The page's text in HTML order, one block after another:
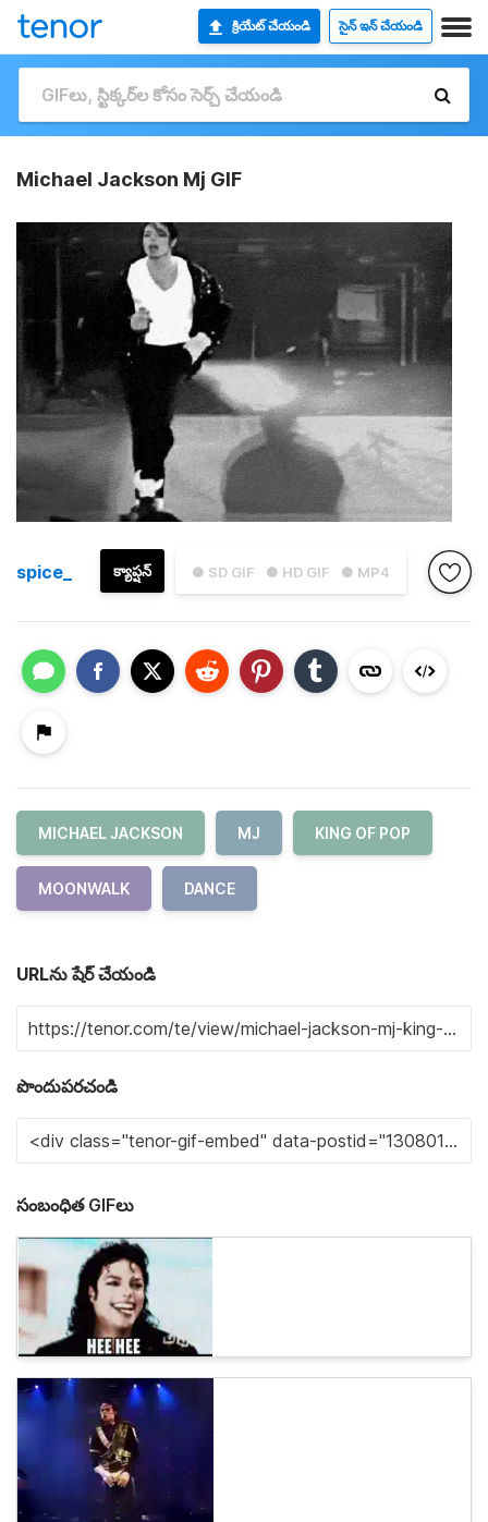
క్రియేట్ చేయండి సైన్ ఇన్ చేయండి
Michael Jackson Mj GIF
● SD GIF ● HD GIF ● MP4
క్యాప్షన్
spice_
MICHAEL JACKSON MJ KING OF POP
MOONWALK DANCE
URLను షేర్ చేయండి
పొందుపరచండి
సంబంధిత GIFలు